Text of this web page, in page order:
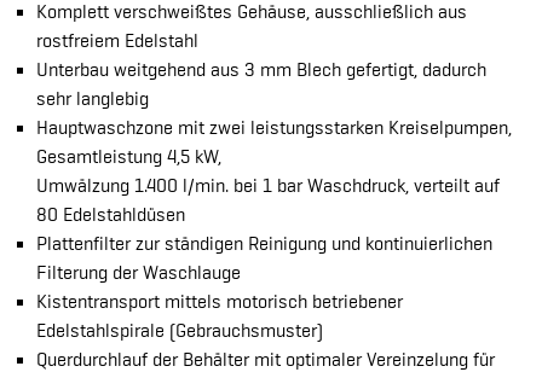
Komplett verschweißtes Gehäuse, ausschließlich aus
rostfreiem Edelstahl
Unterbau weitgehend aus 3 mm Blech gefertigt, dadurch
sehr langlebig
Hauptwaschzone mit zwei leistungsstarken Kreiselpumpen,
Gesamtleistung 4,5 kW,
Umwälzung 1.400 l/min. bei 1 bar Waschdruck, verteilt auf
80 Edelstahldüsen
Plattenfilter zur ständigen Reinigung und kontinuierlichen
Filterung der Waschlauge
Kistentransport mittels motorisch betriebener
Edelstahlspirale (Gebrauchsmuster)
Querdurchlauf der Behälter mit optimaler Vereinzelung für